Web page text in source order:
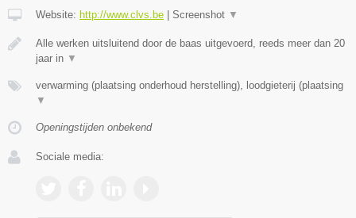
Website: http://www.clvs.be | Screenshot ▼
Alle werken uitsluitend door de baas uitgevoerd, reeds meer dan 20
jaar in ▼
verwarming (plaatsing onderhoud herstelling), loodgieterij (plaatsing
▼
Openingstijden onbekend
Sociale media: